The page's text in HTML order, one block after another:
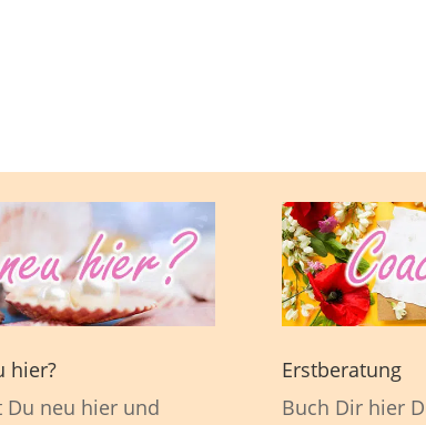
hier?
Du neu hier und
Erstberatung
Buch Dir hier